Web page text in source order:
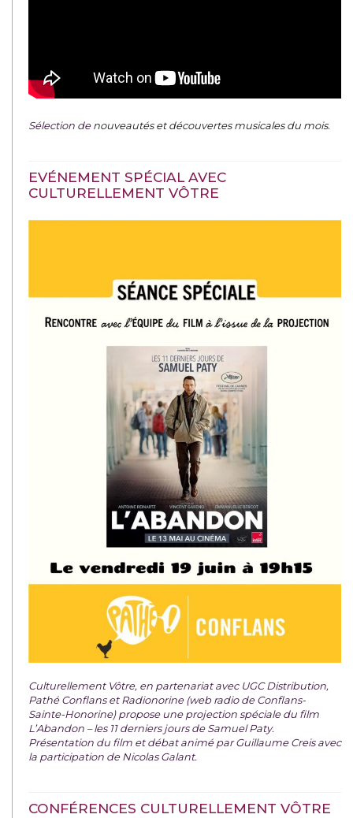
Sélection denouveautés et découvertes musicales du mois.
EVÉNEMENT SPÉCIAL AVEC
CULTURELLEMENT VÔTRE
Culturellement Vôtre, en partenariat avec UGC Distribution,
Pathé Conflans et Radionorine (web radio de Conflans-
Sainte-Honorine) propose une projection spéciale du film
L’Abandon – les 11 derniers jours de Samuel Paty.
Présentation du film et débat animé par Guillaume Creis avec
la participation de Nicolas Galant.
CONFÉRENCES CULTURELLEMENT VÔTRE